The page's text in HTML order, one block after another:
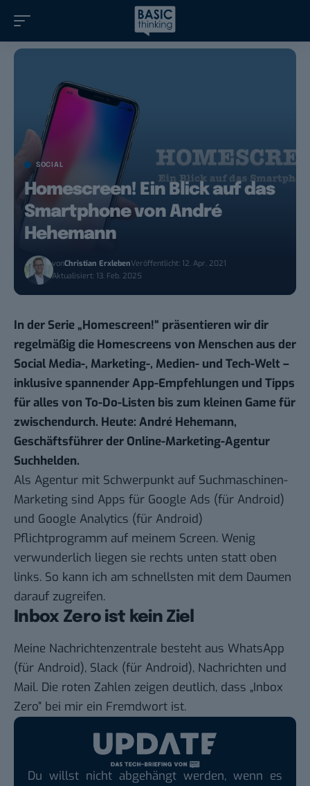
SOCIAL
Homescreen! Ein Blick auf das
Smartphone von André
Hehemann
vonChristian ErxlebenVeröffentlicht: 12. Apr. 2021
Aktualisiert: 13. Feb. 2025
In der Serie „Homescreen!“ präsentieren wir dir
regelmäßig die Homescreens von Menschen aus der
Social Media-, Marketing-, Medien- und Tech-Welt –
inklusive spannender App-Empfehlungen und Tipps
für alles von To-Do-Listen bis zum kleinen Game für
zwischendurch. Heute: André Hehemann,
Geschäftsführer der Online-Marketing-Agentur
Suchhelden.
Als Agentur mit Schwerpunkt auf Suchmaschinen-
Marketing sind Apps für Google Ads (für Android)
und Google Analytics (für Android)
Pflichtprogramm auf meinem Screen. Wenig
verwunderlich liegen sie rechts unten statt oben
links. So kann ich am schnellsten mit dem Daumen
darauf zugreifen.
Inbox Zero ist kein Ziel
Meine Nachrichtenzentrale besteht aus WhatsApp
(für Android), Slack (für Android), Nachrichten und
Mail. Die roten Zahlen zeigen deutlich, dass „Inbox
Zero” bei mir ein Fremdwort ist.
Du willst nicht abgehängt werden, wenn es